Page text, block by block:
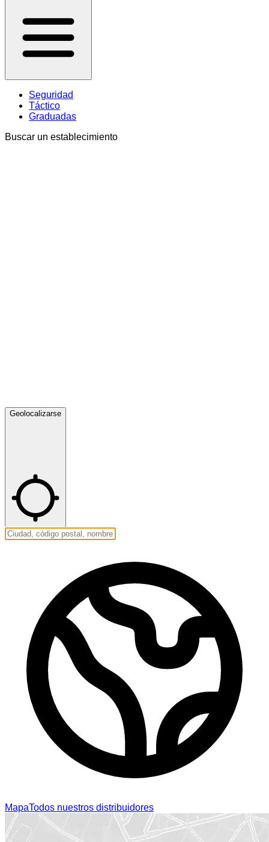
Seguridad
Táctico
Graduadas
Buscar un establecimiento
Geolocalizarse
MapaTodos nuestros distribuidores